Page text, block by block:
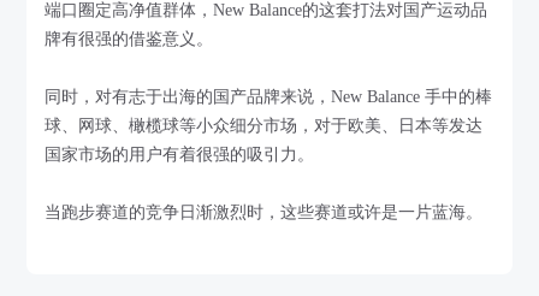
端口圈定高净值群体，New Balance的这套打法对国产运动品
牌有很强的借鉴意义。
同时，对有志于出海的国产品牌来说，New Balance 手中的棒
球、网球、橄榄球等小众细分市场，对于欧美、日本等发达
国家市场的用户有着很强的吸引力。
当跑步赛道的竞争日渐激烈时，这些赛道或许是一片蓝海。